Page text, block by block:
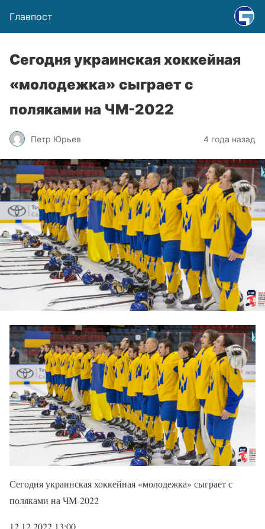
Главпост
Сегодня украинская хоккейная
«молодежка» сыграет с
поляками на ЧМ-2022
Петр Юрьев 4 года назад
Сегодня украинская хоккейная «молодежка» сыграет с
поляками на ЧМ-2022
12.12.2022 13:00